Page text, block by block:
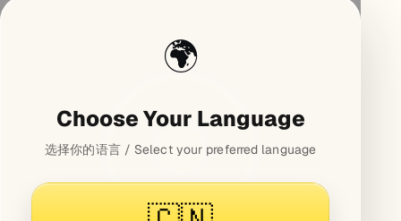
🌍
Choose Your Language
选择你的语言 / Select your preferred language